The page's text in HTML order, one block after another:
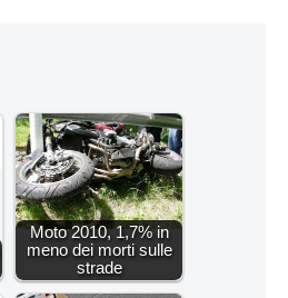
Moto 2010, 1,7% in
meno dei morti sulle
strade